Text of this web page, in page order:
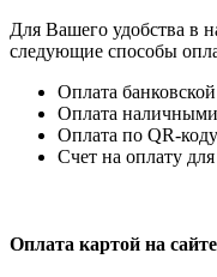
Для Вашего удобства в
следующие способы
Оплата
Оплата
Оплата по QR-коду
Счет на оплату
Оплата картой на сайте